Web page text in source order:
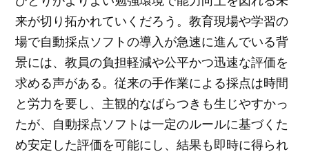
来が切り拓かれていくだろう。教育現場や学習の
場で自動採点ソフトの導入が急速に進んでいる背
景には、教員の負担軽減や公平かつ迅速な評価を
求める声がある。従来の手作業による採点は時間
と労力を要し、主観的なばらつきも生じやすかっ
たが、自動採点ソフトは一定のルールに基づくた
め安定した評価を可能にし、結果も即時に得られ